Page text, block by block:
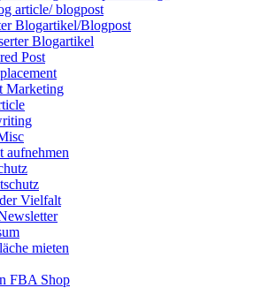
article/ blogpost
Blogartikel/Blogpost
Blogartikel
Post
Marketing
aufnehmen
Vielfalt
mieten
FBA Shop